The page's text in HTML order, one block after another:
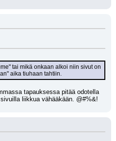
tai mikä onkaan alkoi niin sivut on
aika tiuhaan tahtiin.
tapauksessa pitää odotella
liikkua vähääkään. @#%&!